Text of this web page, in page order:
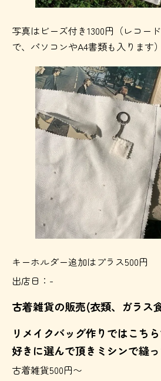
写真はビーズ付き1300円（レコー
で、パソコンやA4書類も入ります）
キーホルダー追加はプラス500円
出店日：-
古着雑貨の販売(衣類、ガラス
リメイクバッグ作りではこち
好きに選んで頂きミシンで縫っ
古着雑貨500円〜